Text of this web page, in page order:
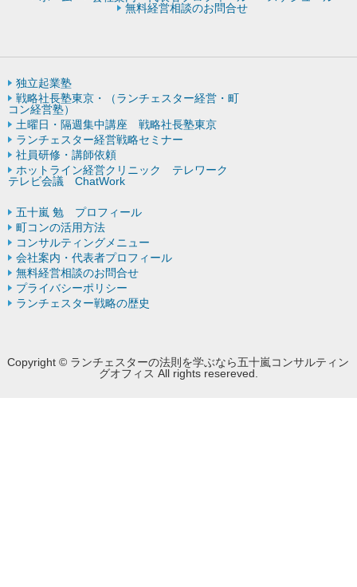
無料経営相談のお問合せ
独立起業塾
戦略社長塾東京・（ランチェスター経営・町
コン経営塾）
土曜日・隔週集中講座 戦略社長塾東京
ランチェスター経営戦略セミナー
社員研修・講師依頼
ホットライン経営クリニック テレワーク
テレビ会議 ChatWork
五十嵐 勉 プロフィール
町コンの活用方法
コンサルティングメニュー
会社案内・代表者プロフィール
無料経営相談のお問合せ
プライバシーポリシー
ランチェスター戦略の歴史
Copyright © ランチェスターの法則を学ぶなら五十嵐コンサルティン
グオフィス All rights resereved.